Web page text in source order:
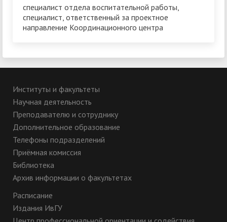
специалист отдела воспитательной работы,
специалист, ответственный за проектное
направление Координационного центра
Институты и факультеты
Научная деятельность
Преподавателю и сотруднику
Дополнительное образование
Телефоны подразделений
Приёмная комиссия
Библиотека
Архив информации о факультетах
Расписание
Издания ИвГУ